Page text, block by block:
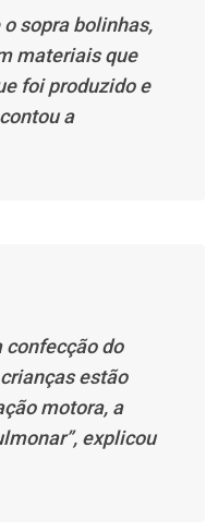
sopra bolinhas,
materiais que
foi produzido e
a
confecção do
estão
motora, a
explicou